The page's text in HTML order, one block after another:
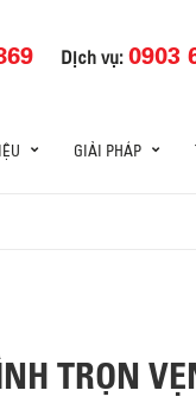
Dịch vụ:0903
GIẢI PHÁP
TRỌN